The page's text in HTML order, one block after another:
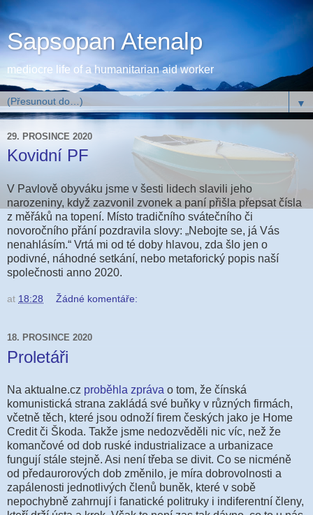
Sapsopan Atenalp
mediocre life of a humanitarian aid worker
▼
29. PROSINCE 2020
Kovidní PF
V Pavlově obyváku jsme v šesti lidech slavili jeho
narozeniny, když zazvonil zvonek a paní přišla přepsat čísla
z měřáků na topení. Místo tradičního svátečního či
novoročního přání pozdravila slovy: „Nebojte se, já Vás
nenahlásím.“ Vrtá mi od té doby hlavou, zda šlo jen o
podivné, náhodné setkání, nebo metaforický popis naší
společnosti anno 2020.
at 18:28 Žádné komentáře:
18. PROSINCE 2020
Proletáři
Na aktualne.cz proběhla zpráva o tom, že čínská
komunistická strana zakládá své buňky v různých firmách,
včetně těch, které jsou odnoží firem českých jako je Home
Credit či Škoda. Takže jsme nedozvěděli nic víc, než že
komančové od dob ruské industrializace a urbanizace
fungují stále stejně. Asi není třeba se divit. Co se nicméně
od předaurorových dob změnilo, je míra dobrovolnosti a
zapálenosti jednotlivých členů buněk, které v sobě
nepochybně zahrnují i fanatické politruky i indiferentní členy,